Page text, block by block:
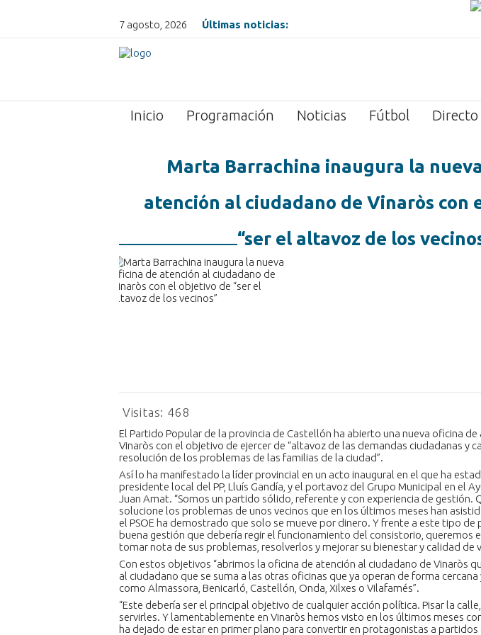
7 agosto, 2026 Últimas noticias:
Inicio Programación Noticias Fútbol Directo
Marta Barrachina inaugura la
atención al ciudadano de Vinaròs con
“ser el altavoz de los
Visitas: 468
El Partido Popular de la provincia de Castellón ha abierto una nueva oficina
Vinaròs con el objetivo de ejercer de “altavoz de las demandas ciudadanas y
resolución de los problemas de las familias de la ciudad”.
Así lo ha manifestado la líder provincial en un acto inaugural en el que ha
presidente local del PP, Lluís Gandía, y el portavoz del Grupo Municipal en el
Juan Amat. “Somos un partido sólido, referente y con experiencia de gestión.
solucione los problemas de unos vecinos que en los últimos meses han
el PSOE ha demostrado que solo se mueve por dinero. Y frente a este tipo de
buena gestión que debería regir el funcionamiento del consistorio, queremos
tomar nota de sus problemas, resolverlos y mejorar su bienestar y calidad de
Con estos objetivos “abrimos la oficina de atención al ciudadano de Vinaròs
al ciudadano que se suma a las otras oficinas que ya operan de forma
como Almassora, Benicarló, Castellón, Onda, Xilxes o Vilafamés”.
“Este debería ser el principal objetivo de cualquier acción política. Pisar la
servirles. Y lamentablemente en Vinaròs hemos visto en los últimos meses
ha dejado de estar en primer plano para convertir en protagonistas a partidos